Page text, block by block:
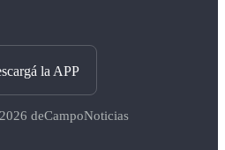
la APP
deCampoNoticias